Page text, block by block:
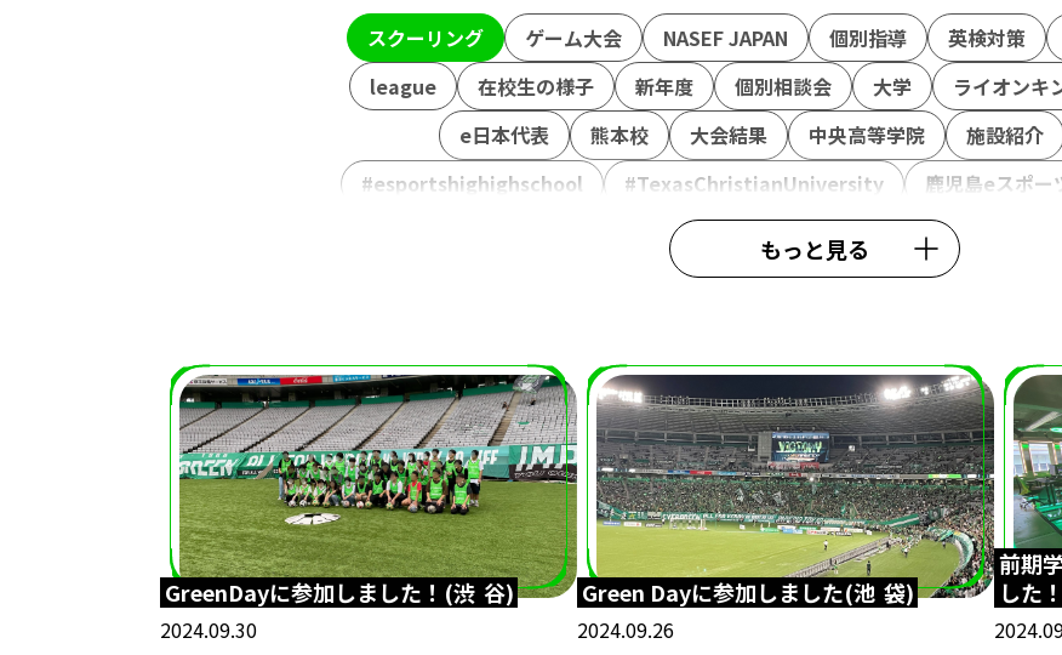
ゲーム大会 NASEF JAPAN 個別指導 英検対策
league
在校生の様子 新年度 個別相談会 大学 ライオンキ
e日本代表
熊本校 大会結果 中央高等学院 施設紹介
#esportshighighschool
#TexasChristianUniversity 鹿児島eスポー
外部理事 春期講習
柔術 #TIE TIEWIN
コミュニケーション
ポケモンユナイト 北熊本駐屯地 陸上
熊本シティエフエム
ラジオ Wワーク 世界大会 VARORANT
大会運営
SS熊本 saishunkansol 熊本 ウメハラ
ス
ふくおか経済
専門高校 修学旅行 課外授業 体験会
e
横浜開港祭
パシフィコ横浜 ハーバーラウンジ ハマフェス 横
開校式 くまモン スザンヌ
スクーリング
もっと見る
GreenDayに参加しました！(渋 谷)
2024.09.30
Green Dayに参加しました(池 袋)
2024.09.26
前期
した！